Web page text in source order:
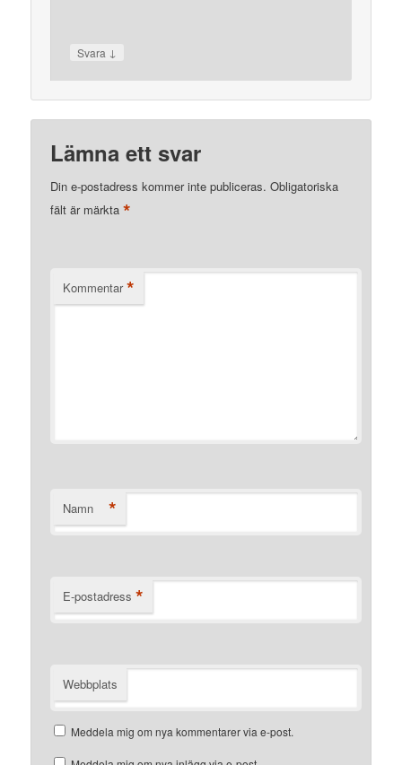
Svara ↓
Lämna ett svar
Din e-postadress kommer inte publiceras. Obligatoriska
fält är märkta*
Kommentar *
Namn *
E-postadress *
Webbplats
Meddela mig om nya kommentarer via e-post.